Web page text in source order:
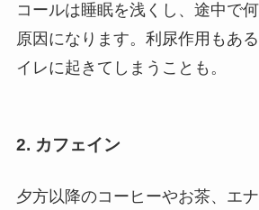
コールは睡眠を浅くし、途中で
原因になります。利尿作用もあ
イレに起きてしまうことも。
2. カフェイン
夕方以降のコーヒーやお茶、エ